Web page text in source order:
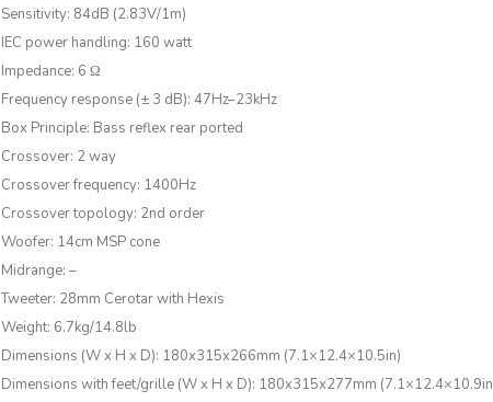
Sensitivity: 84dB (2.83V/1m)
IEC power handling: 160 watt
Impedance: 6 Ω
Frequency response (± 3 dB): 47Hz–23kHz
Box Principle: Bass reflex rear ported
Crossover: 2 way
Crossover frequency: 1400Hz
Crossover topology: 2nd order
Woofer: 14cm MSP cone
Midrange: –
Tweeter: 28mm Cerotar with Hexis
Weight: 6.7kg/14.8lb
Dimensions (W x H x D): 180x315x266mm (7.1×12.4×10.5in)
Dimensions with feet/grille (W x H x D): 180x315x277mm (7.1×12.4×10.9in